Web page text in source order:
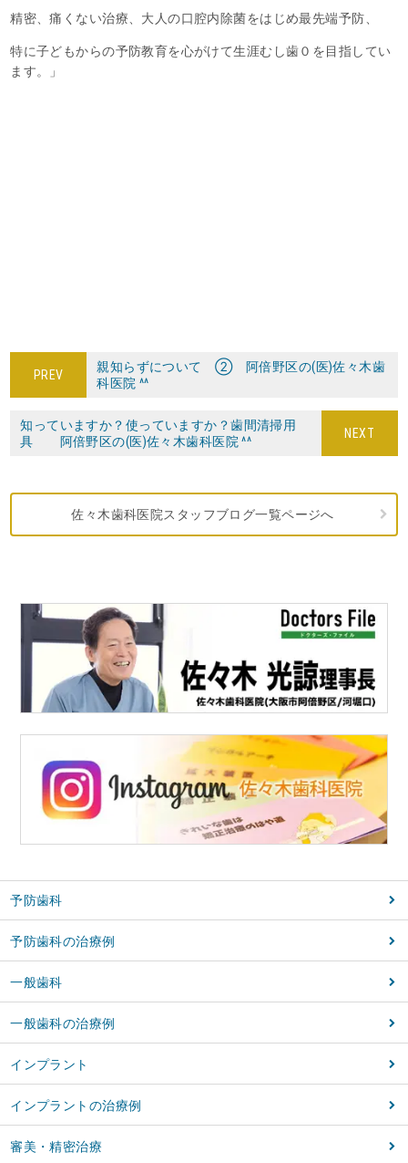
精密、痛くない治療、大人の口腔内除菌をはじめ最先端予防、
特に子どもからの予防教育を心がけて生涯むし歯０を目指してい
ます。」
PREV
親知らずについて ② 阿倍野区の(医)佐々木歯
科医院 ^^
NEXT
知っていますか？使っていますか？歯間清掃用
具 阿倍野区の(医)佐々木歯科医院 ^^
佐々木歯科医院スタッフブログ一覧ページへ
予防歯科
予防歯科の治療例
一般歯科
一般歯科の治療例
インプラント
インプラントの治療例
審美・精密治療